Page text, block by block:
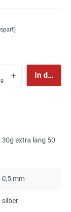
In den
extra lang 50
0,5 mm
silber